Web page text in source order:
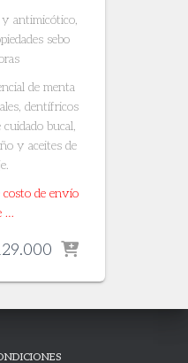
y antimicótico,
sebo
de menta
dentífricos
bucal,
y aceites de
de envío
…
Price
$ 24.800
through